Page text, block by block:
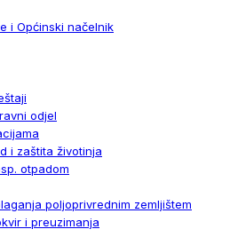
i Općinski načelnik
odjel
i zaštita životinja
otpadom
poljoprivrednim zemljištem
i preuzimanja